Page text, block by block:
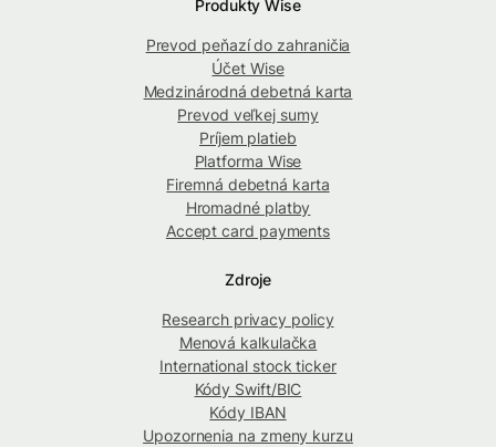
Produkty Wise
Prevod peňazí do zahraničia
Účet Wise
Medzinárodná debetná karta
Prevod veľkej sumy
Príjem platieb
Platforma Wise
Firemná debetná karta
Hromadné platby
Accept card payments
Zdroje
Research privacy policy
Menová kalkulačka
International stock ticker
Kódy Swift/BIC
Kódy IBAN
Upozornenia na zmeny kurzu